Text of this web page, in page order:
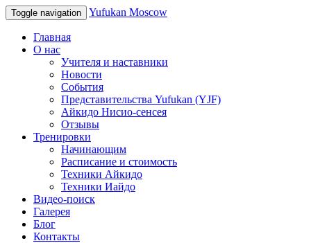
Toggle navigation Yufukan Moscow
Главная
О нас
Учителя и наставники
Новости
События
Представительства Yufukan (YJF)
Айкидо Нисио-сенсея
Отзывы
Тренировки
Начинающим
Расписание и стоимость
Техники Айкидо
Техники Иайдо
Видео-поиск
Галерея
Блог
Контакты